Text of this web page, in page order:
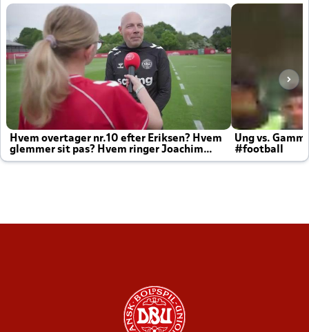
Hvem overtager nr.10 efter Eriksen? Hvem
glemmer sit pas? Hvem ringer Joachim
altid til efter kampe?
Ung vs.
#football